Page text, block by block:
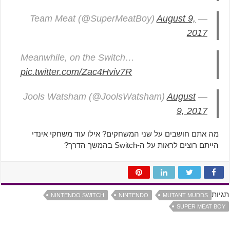
— Team Meat (@SuperMeatBoy)
August 9,
2017
Meanwhile, on the Switch…
pic.twitter.com/Zac4Hviv7R
— Jools Watsham (@JoolsWatsham)
August
9, 2017
מה אתם חושבים על שני המשחקים? אילו עוד משחקי אינדי
הייתם רוצים לראות על ה-Switch בהמשך הדרך?
תגיות MUTANT MUDDS
NINTENDO
NINTENDO SWITCH
SUPER MEAT BOY